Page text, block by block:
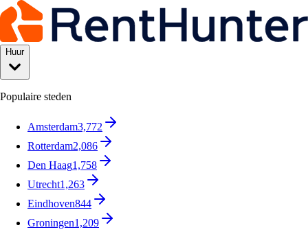
Huur
Populaire steden
Amsterdam3,772
Rotterdam2,086
Den Haag1,758
Utrecht1,263
Eindhoven844
Groningen1,209